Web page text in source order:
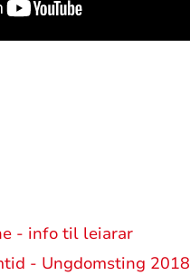
- info til leiarar
- Ungdomsting 2018